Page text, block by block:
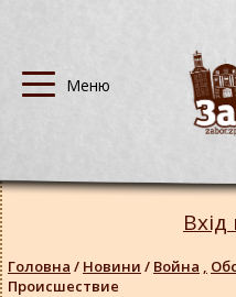
Головна / Новини / Война ,
Происшествие